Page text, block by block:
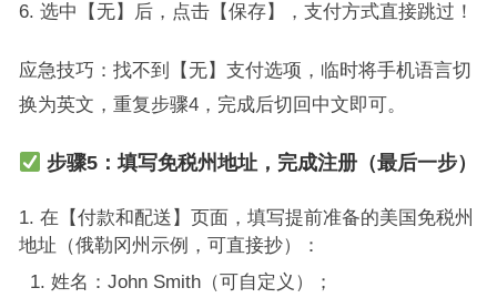
选中【无】后，点击【保存】，支付方式直接跳过！
应急技巧：找不到【无】支付选项，临时将手机语言切
换为英文，重复步骤4，完成后切回中文即可。
步骤5：填写免税州地址，完成注册（最后一步）
在【付款和配送】页面，填写提前准备的美国免税州
地址（俄勒冈州示例，可直接抄）：
姓名：John Smith（可自定义）；